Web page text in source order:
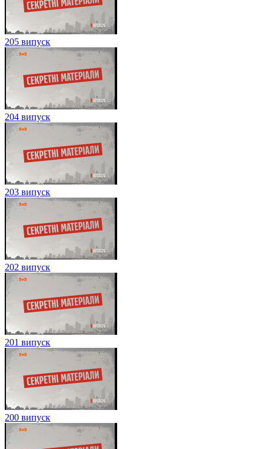
205 випуск
204 випуск
203 випуск
202 випуск
201 випуск
200 випуск